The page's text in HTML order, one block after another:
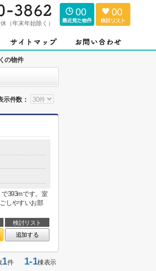
（年末年始除く）
00 00
の物件
示件数：
393mです。室
しやすいお部
検討リスト
追加する
1件1-1棟表示